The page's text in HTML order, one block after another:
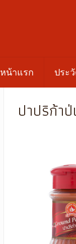
หน้าแรก ประ
ปาปริก้า